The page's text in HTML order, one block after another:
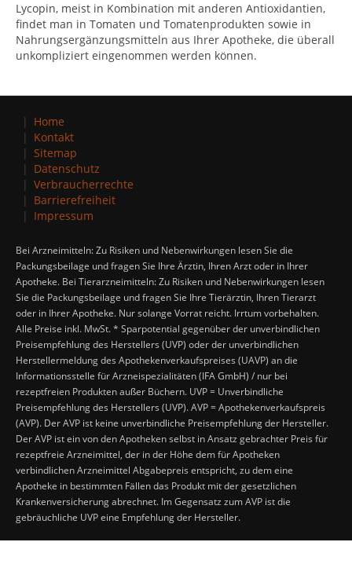
Lycopin, meist in Kombination mit anderen Antioxidantien,
findet man in Tomaten und Tomatenprodukten sowie in
Nahrungsergänzungsmitteln aus Ihrer Apotheke, die überall
unkompliziert eingenommen werden können.
Home
Kontakt
Sitemap
Datenschutz
Verbraucherrechte
Barrierefreiheit
Impressum
Bei Arzneimitteln: Zu Risiken und Nebenwirkungen lesen Sie die
Packungsbeilage und fragen Sie Ihre Ärztin, Ihren Arzt oder in Ihrer
Apotheke. Bei Tierarzneimitteln: Zu Risiken und Nebenwirkungen lesen
Sie die Packungsbeilage und fragen Sie Ihre Tierärztin, Ihren Tierarzt
oder in Ihrer Apotheke. Nur solange Vorrat reicht. Irrtum vorbehalten.
Alle Preise inkl. MwSt. * Sparpotential gegenüber der unverbindlichen
Preisempfehlung des Herstellers (UVP) oder der unverbindlichen
Herstellermeldung des Apothekenverkaufspreises (UAVP) an die
Informationsstelle für Arzneispezialitäten (IFA GmbH) / nur bei
rezeptfreien Produkten außer Büchern. UVP = Unverbindliche
Preisempfehlung des Herstellers (UVP). AVP = Apothekenverkaufspreis
(AVP). Der AVP ist keine unverbindliche Preisempfehlung der Hersteller.
Der AVP ist ein von den Apotheken selbst in Ansatz gebrachter Preis für
rezeptfreie Arzneimittel, der in der Höhe dem für Apotheken
verbindlichen Arzneimittel Abgabepreis entspricht, zu dem eine
Apotheke in bestimmten Fällen das Produkt mit der gesetzlichen
Krankenversicherung abrechnet. Im Gegensatz zum AVP ist die
gebräuchliche UVP eine Empfehlung der Hersteller.